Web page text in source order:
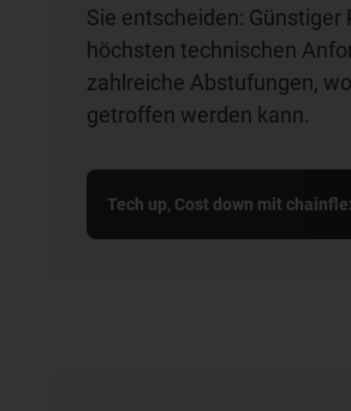
Sie entscheiden:
höchsten technischen
zahlreiche Abstufungen,
getroffen werden kann.
Tech up, Cost down mit